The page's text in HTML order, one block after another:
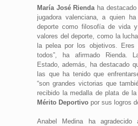
María José Riendaha destacado
jugadora valenciana, a quien
deporte como filosofía de vida
valores del deporte, como la
la pelea por los objetivos. Eres
todos”, ha afirmado Rienda.
Estado, además, ha destacado
las que ha tenido que
“son grandes victorias que
recibido la medalla de plata de la
Mérito Deportivo por sus logros
Anabel Medina ha agradecido